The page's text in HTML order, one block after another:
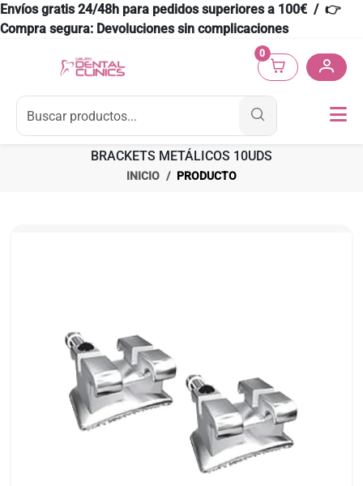
Envíos gratis 24/48h para pedidos superiores a 100€ / 👉
Compra segura: Devoluciones sin complicaciones
0
BRACKETS METÁLICOS 10UDS
INICIO PRODUCTO